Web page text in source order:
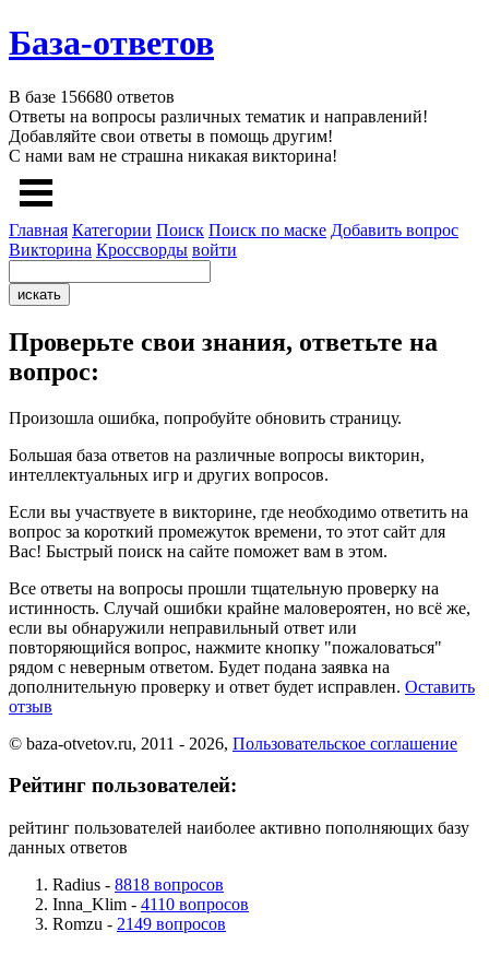
База-ответов
В базе 156680 ответов
Ответы на вопросы различных тематик и направлений!
Добавляйте свои ответы в помощь другим!
С нами вам не страшна никакая викторина!
Главная Категории Поиск Поиск по маске Добавить вопрос
Викторина Кроссворды войти
Проверьте свои знания, ответьте на
вопрос:
Произошла ошибка, попробуйте обновить страницу.
Большая база ответов на различные вопросы викторин,
интеллектуальных игр и других вопросов.
Если вы участвуете в викторине, где необходимо ответить на
вопрос за короткий промежуток времени, то этот сайт для
Вас! Быстрый поиск на сайте поможет вам в этом.
Все ответы на вопросы прошли тщательную проверку на
истинность. Случай ошибки крайне маловероятен, но всё же,
если вы обнаружили неправильный ответ или
повторяющийся вопрос, нажмите кнопку "пожаловаться"
рядом с неверным ответом. Будет подана заявка на
дополнительную проверку и ответ будет исправлен. Оставить
отзыв
© baza-otvetov.ru, 2011 - 2026, Пользовательское соглашение
Рейтинг пользователей:
рейтинг пользователей наиболее активно пополняющих базу
данных ответов
Radius - 8818 вопросов
Inna_Klim - 4110 вопросов
Romzu - 2149 вопросов